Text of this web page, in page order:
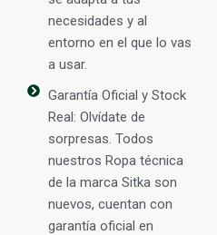
necesidades y al
entorno en el que lo vas
a usar.
Garantía Oficial y Stock
Real: Olvídate de
sorpresas. Todos
nuestros Ropa técnica
de la marca Sitka son
nuevos, cuentan con
garantía oficial en